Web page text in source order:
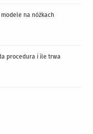
na nóżkach
procedura i ile trwa